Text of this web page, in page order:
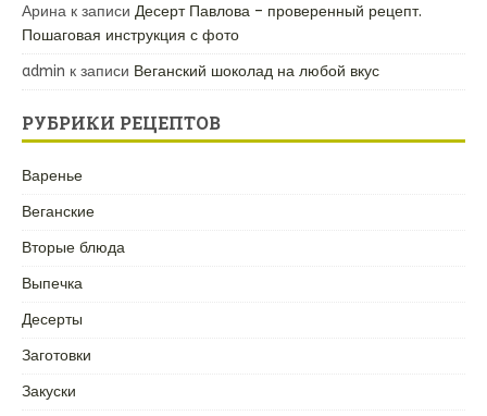
Арина к записи Десерт Павлова – проверенный рецепт.
Пошаговая инструкция с фото
admin к записи Веганский шоколад на любой вкус
РУБРИКИ РЕЦЕПТОВ
Варенье
Веганские
Вторые блюда
Выпечка
Десерты
Заготовки
Закуски